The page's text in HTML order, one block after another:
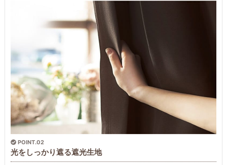
POINT.02
光をしっかり遮る遮光生地